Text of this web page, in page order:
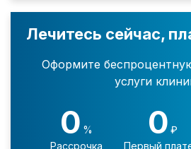
Лечитесь сейчас,
Оформите
услуги
0 %
Рассрочка
0 ₽
Первый